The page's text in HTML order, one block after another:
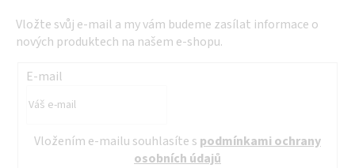
Vložte svůj e-mail a my vám budeme zasílat informace o
nových produktech na našem e-shopu.
E-mail
Vložením e-mailu souhlasíte s podmínkami ochrany
osobních údajů